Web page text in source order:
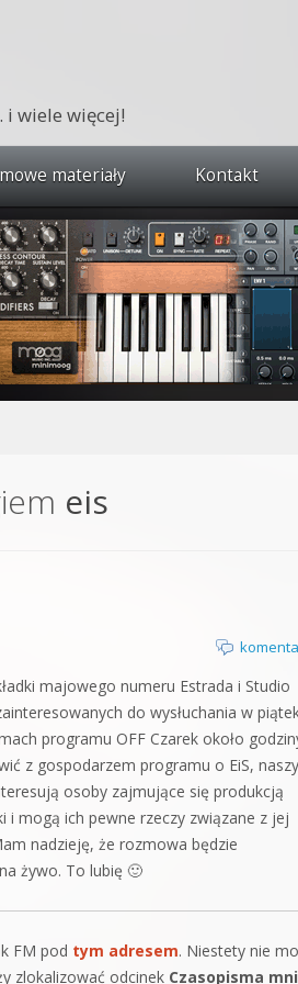
i wiele więcej!
materiały Kontakt
eis
majowego numeru Estrada i Studio
do wysłuchania w
programu OFF Czarek około
z gospodarzem programu o EiS,
osoby zajmujące się produkcją
i mogą ich pewne rzeczy związane z jej
nadzieję, że rozmowa będzie
żywo. To lubię 🙂
FM pod tym adresem. Niestety nie
zlokalizować odcinek Czasopisma